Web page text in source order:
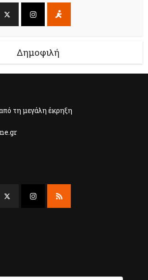
Δημοφιλή
τη μεγάλη έκρηξη